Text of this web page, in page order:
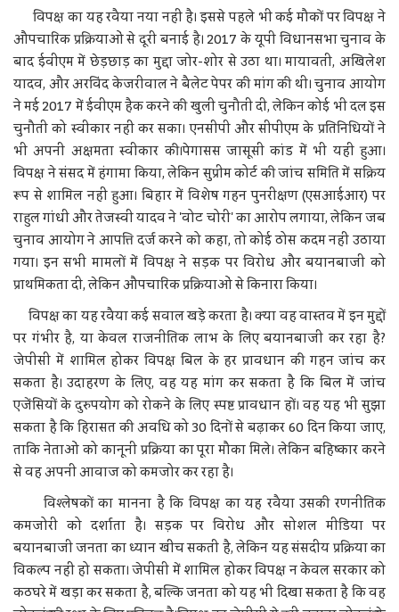
विपक्ष का यह रवैया नया नहीं है। इससे पहले भी कई मौकों पर विपक्ष ने
औपचारिक प्रक्रियाओं से दूरी बनाई है। 2017 के यूपी विधानसभा चुनाव के
बाद ईवीएम में छेड़छाड़ का मुद्दा जोर-शोर से उठा था। मायावती, अखिलेश
यादव, और अरविंद केजरीवाल ने बैलेट पेपर की मांग की थी। चुनाव आयोग
ने मई 2017 में ईवीएम हैक करने की खुली चुनौती दी, लेकिन कोई भी दल इस
चुनौती को स्वीकार नहीं कर सका। एनसीपी और सीपीएम के प्रतिनिधियों ने
भी अपनी अक्षमता स्वीकार की।पेगासस जासूसी कांड में भी यही हुआ।
विपक्ष ने संसद में हंगामा किया, लेकिन सुप्रीम कोर्ट की जांच समिति में सक्रिय
रूप से शामिल नहीं हुआ। बिहार में विशेष गहन पुनरीक्षण (एसआईआर) पर
राहुल गांधी और तेजस्वी यादव ने 'वोट चोरी' का आरोप लगाया, लेकिन जब
चुनाव आयोग ने आपत्ति दर्ज करने को कहा, तो कोई ठोस कदम नहीं उठाया
गया। इन सभी मामलों में विपक्ष ने सड़क पर विरोध और बयानबाजी को
प्राथमिकता दी, लेकिन औपचारिक प्रक्रियाओं से किनारा किया।
विपक्ष का यह रवैया कई सवाल खड़े करता है। क्या वह वास्तव में इन मुद्दों
पर गंभीर है, या केवल राजनीतिक लाभ के लिए बयानबाजी कर रहा है?
जेपीसी में शामिल होकर विपक्ष बिल के हर प्रावधान की गहन जांच कर
सकता है। उदाहरण के लिए, वह यह मांग कर सकता है कि बिल में जांच
एजेंसियों के दुरुपयोग को रोकने के लिए स्पष्ट प्रावधान हों। वह यह भी सुझा
सकता है कि हिरासत की अवधि को 30 दिनों से बढ़ाकर 60 दिन किया जाए,
ताकि नेताओं को कानूनी प्रक्रिया का पूरा मौका मिले। लेकिन बहिष्कार करने
से वह अपनी आवाज को कमजोर कर रहा है।
विश्लेषकों का मानना है कि विपक्ष का यह रवैया उसकी रणनीतिक
कमजोरी को दर्शाता है। सड़क पर विरोध और सोशल मीडिया पर
बयानबाजी जनता का ध्यान खींच सकती है, लेकिन यह संसदीय प्रक्रिया का
विकल्प नहीं हो सकता। जेपीसी में शामिल होकर विपक्ष न केवल सरकार को
कठघरे में खड़ा कर सकता है, बल्कि जनता को यह भी दिखा सकता है कि वह